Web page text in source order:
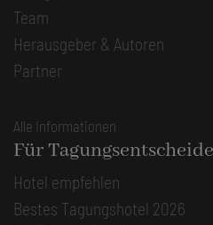
Team
Herausgeber & Autoren
Partner
Alle Informationen
Für
Hotel empfehlen
Bestes Tagungshotel 2026